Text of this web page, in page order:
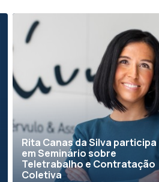
Rita Canas da Silva participa
em Seminário sobre
Teletrabalho e Contratação
Coletiva